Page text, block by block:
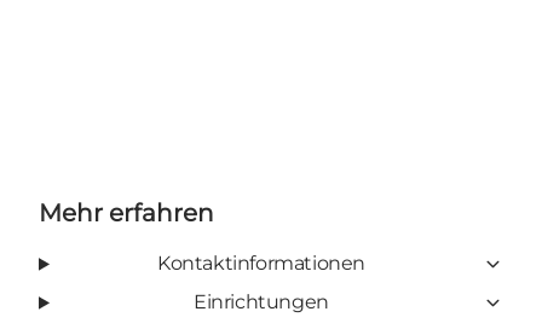
Mehr erfahren
Kontaktinformationen
Einrichtungen